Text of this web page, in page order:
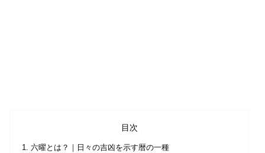
目次
六曜とは？｜日々の吉凶を示す暦の一種